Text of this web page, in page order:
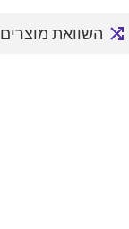
השוואת מוצרים